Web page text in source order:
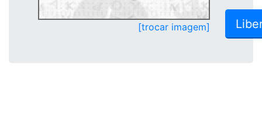
[trocar imagem]